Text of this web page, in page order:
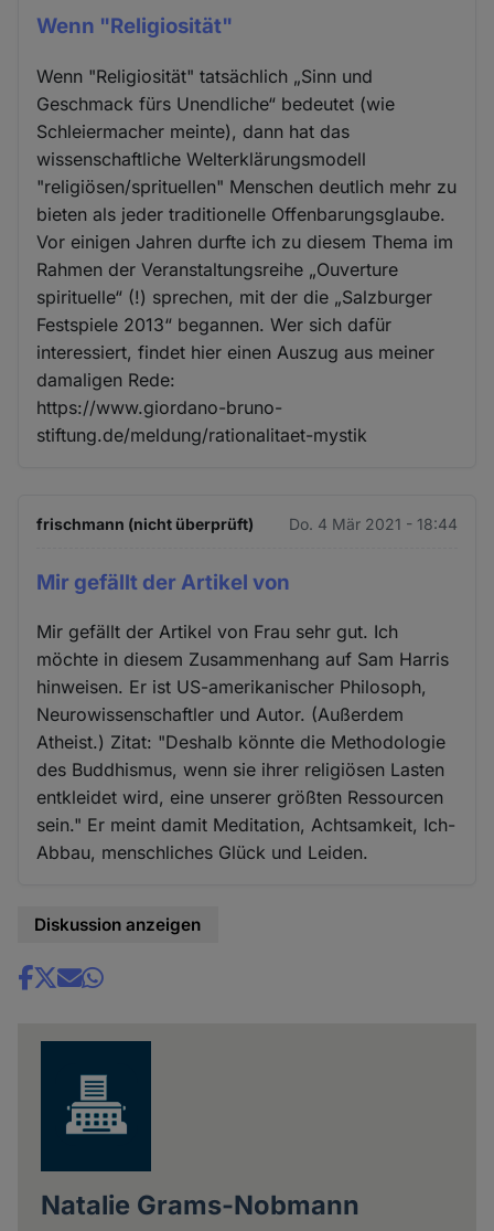
Wenn "Religiosität"
Wenn "Religiosität" tatsächlich „Sinn und
Geschmack fürs Unendliche“ bedeutet (wie
Schleiermacher meinte), dann hat das
wissenschaftliche Welterklärungsmodell
"religiösen/sprituellen" Menschen deutlich mehr zu
bieten als jeder traditionelle Offenbarungsglaube.
Vor einigen Jahren durfte ich zu diesem Thema im
Rahmen der Veranstaltungsreihe „Ouverture
spirituelle“ (!) sprechen, mit der die „Salzburger
Festspiele 2013“ begannen. Wer sich dafür
interessiert, findet hier einen Auszug aus meiner
damaligen Rede:
https://www.giordano-bruno-
stiftung.de/meldung/rationalitaet-mystik
frischmann (nicht überprüft) Do. 4 Mär 2021 - 18:44
Mir gefällt der Artikel von
Mir gefällt der Artikel von Frau sehr gut. Ich
möchte in diesem Zusammenhang auf Sam Harris
hinweisen. Er ist US-amerikanischer Philosoph,
Neurowissenschaftler und Autor. (Außerdem
Atheist.) Zitat: "Deshalb könnte die Methodologie
des Buddhismus, wenn sie ihrer religiösen Lasten
entkleidet wird, eine unserer größten Ressourcen
sein." Er meint damit Meditation, Achtsamkeit, Ich-
Abbau, menschliches Glück und Leiden.
Diskussion anzeigen
Share
Natalie Grams-Nobmann